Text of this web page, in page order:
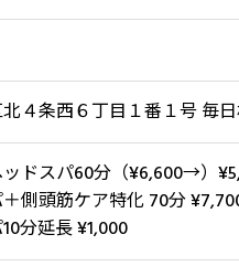
４条西６丁目１番１号 毎
ッドスパ60分（¥6,600→）
側頭筋ケア特化 70分
分延長 ¥1,000